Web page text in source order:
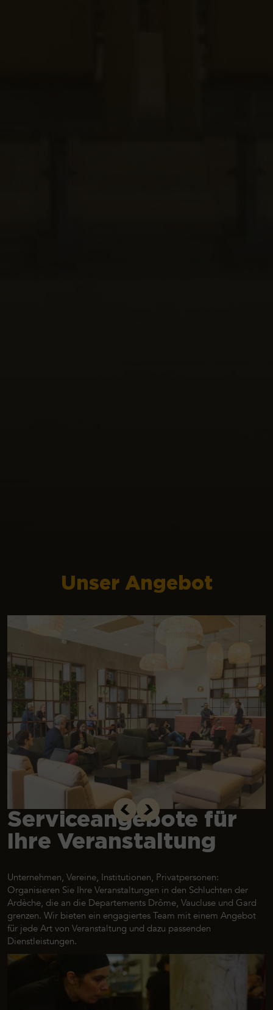
Unser Angebot
Serviceangebote für
Ihre Veranstaltung
Unternehmen, Vereine, Institutionen, Privatpersonen:
Organisieren Sie Ihre Veranstaltungen in den Schluchten der
Ardèche, die an die Departements Drôme, Vaucluse und Gard
grenzen. Wir bieten ein engagiertes Team mit einem Angebot
für jede Art von Veranstaltung und dazu passenden
Dienstleistungen.